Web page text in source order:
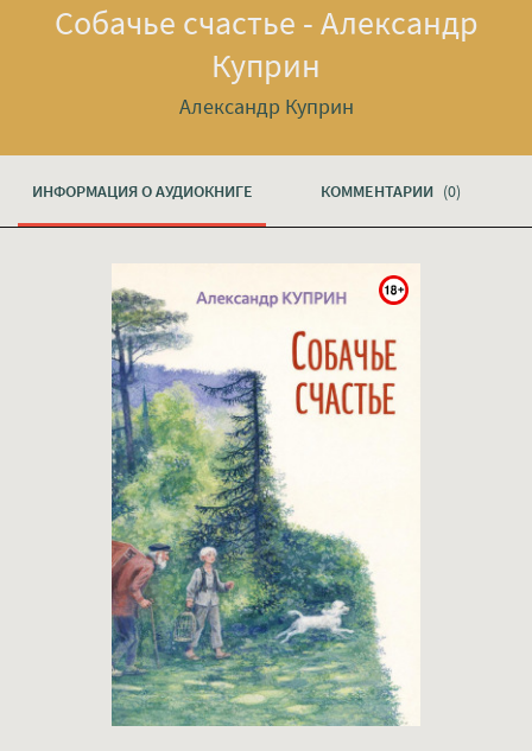
Собачье счастье - Александр
Куприн
Александр Куприн
ИНФОРМАЦИЯ О АУДИОКНИГЕ КОММЕНТАРИИ (0)